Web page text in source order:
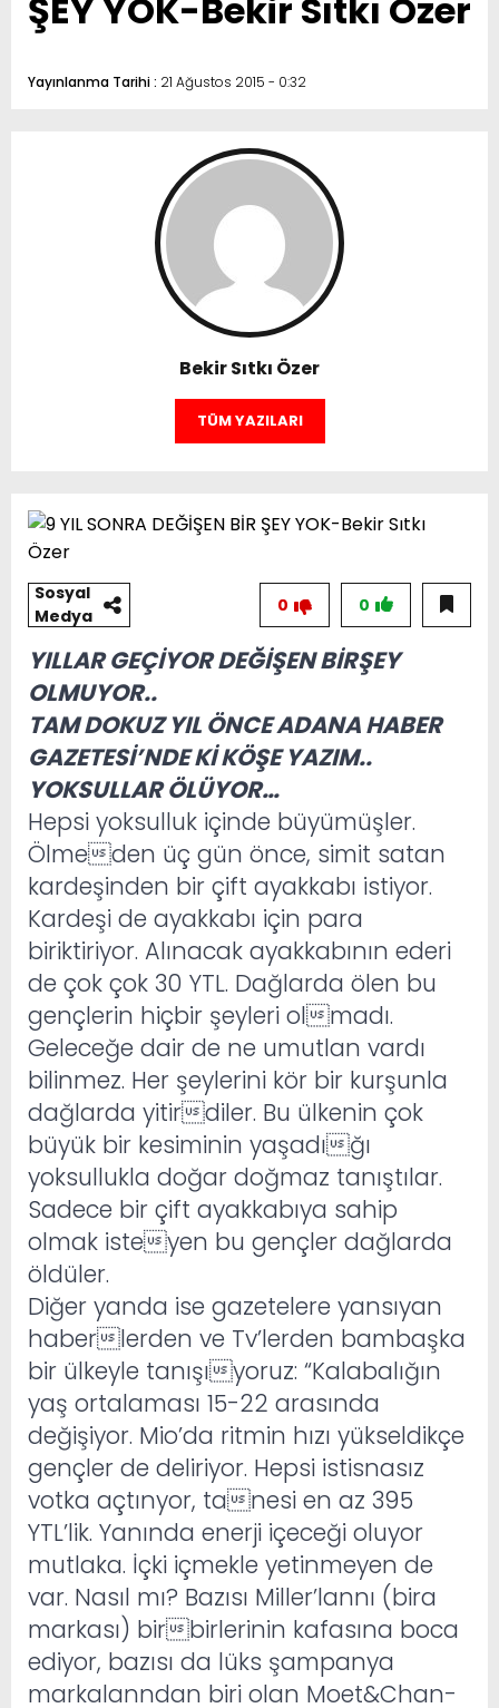
ŞEY YOK-Bekir Sıtkı Özer
Yayınlanma Tarihi : 21 Ağustos 2015 - 0:32
Bekir Sıtkı Özer
TÜM YAZILARI
Sosyal
Medya
0
0
YILLAR GEÇİYOR DEĞİŞEN BİRŞEY
OLMUYOR..
TAM DOKUZ YIL ÖNCE ADANA HABER
GAZETESİ’NDE Kİ KÖŞE YAZIM..
YOKSULLAR ÖLÜYOR…
Hepsi yoksulluk içinde büyümüşler.
Ölmeden üç gün önce, simit satan
kardeşinden bir çift ayakkabı istiyor.
Kardeşi de ayakkabı için para
biriktiriyor. Alınacak ayakkabının ederi
de çok çok 30 YTL. Dağlarda ölen bu
gençlerin hiçbir şeyleri olmadı.
Geleceğe dair de ne umutlan vardı
bilinmez. Her şeylerini kör bir kurşunla
dağlarda yitirdiler. Bu ülkenin çok
büyük bir kesiminin yaşadığı
yoksullukla doğar doğmaz tanıştılar.
Sadece bir çift ayakkabıya sahip
olmak isteyen bu gençler dağlarda
öldüler.
Diğer yanda ise gazetelere yansıyan
haberlerden ve Tv’lerden bambaşka
bir ülkeyle tanışıyoruz: “Kalabalığın
yaş ortalaması 15-22 arasında
değişiyor. Mio’da ritmin hızı yükseldikçe
gençler de deliriyor. Hepsi istisnasız
votka açtınyor, tanesi en az 395
YTL’lik. Yanında enerji içeceği oluyor
mutlaka. İçki içmekle yetinmeyen de
var. Nasıl mı? Bazısı Miller’lannı (bira
markası) birbirlerinin kafasına boca
ediyor, bazısı da lüks şampanya
markalanndan biri olan Moet&Chan-